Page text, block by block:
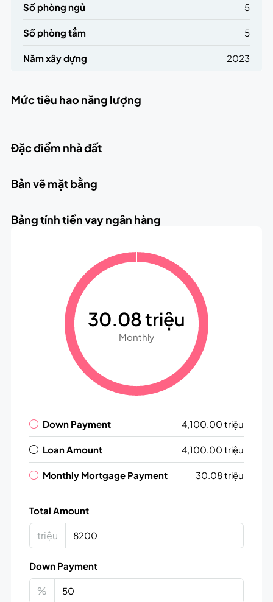
Số phòng ngủ 5
Số phòng tắm 5
Năm xây dựng 2023
Mức tiêu hao năng lượng
Đặc điểm nhà đất
Bản vẽ mặt bằng
Bảng tính tiền vay ngân hàng
30.08 triệu
Monthly
Down Payment 4,100.00 triệu
Loan Amount 4,100.00 triệu
Monthly Mortgage Payment 30.08 triệu
Total Amount
triệu
Down Payment
%